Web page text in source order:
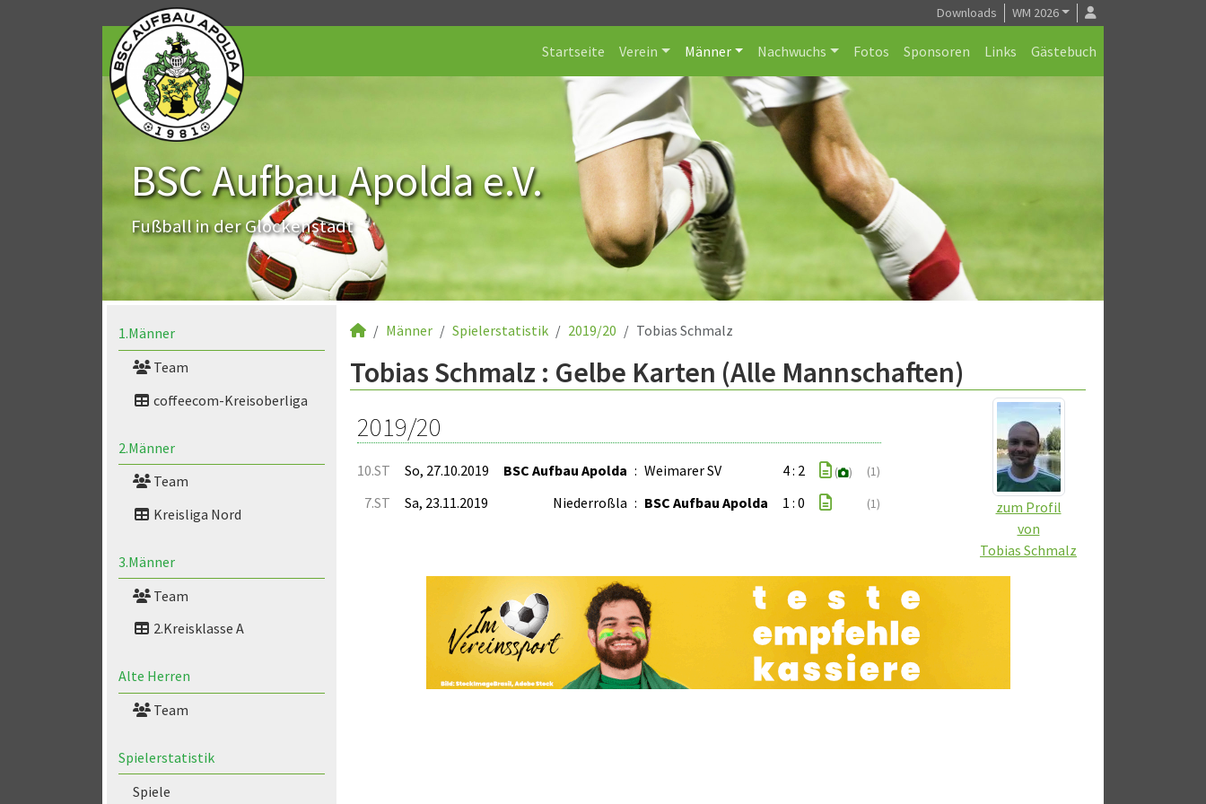
Downloads WM 2026
Startseite Verein Männer Nachwuchs Fotos Sponsoren Links Gästebuch
BSC Aufbau Apolda e.V.
Fußball in der Glockenstadt
1.Männer
Team
coffeecom-Kreisoberliga
2.Männer
Team
Kreisliga Nord
3.Männer
Team
2.Kreisklasse A
Alte Herren
Team
Spielerstatistik
Spiele
Männer Spielerstatistik 2019/20 Tobias Schmalz
Tobias Schmalz : Gelbe Karten (Alle Mannschaften)
zum Profil
von
Tobias Schmalz
2019/20
10.ST So, 27.10.2019 BSC Aufbau Apolda : Weimarer SV 4 : 2 ( ) (1)
7.ST Sa, 23.11.2019 Niederroßla : BSC Aufbau Apolda 1 : 0 (1)